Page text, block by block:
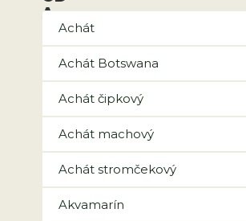
Achát
Achát Botswana
Achát čipkový
Achát machový
Achát stromčekový
Akvamarín